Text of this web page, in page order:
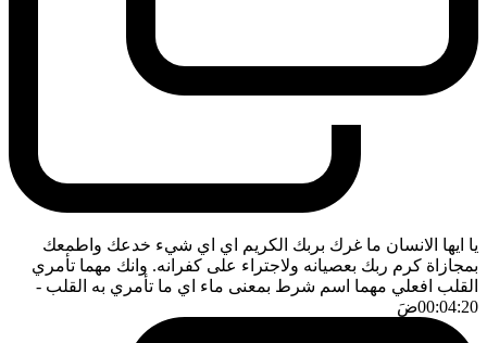
يا ايها الانسان ما غرك بربك الكريم اي اي شيء خدعك واطمعك
بمجازاة كرم ربك بعصيانه ولاجتراء على كفرانه. وانك مهما تأمري
القلب افعلي مهما اسم شرط بمعنى ماء اي ما تأمري به القلب -
00:04:20ضَ